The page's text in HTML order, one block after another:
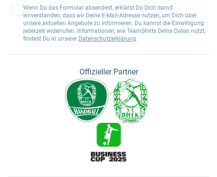
Wenn Du das Formular absendest, erklärst Du Dich damit
einverstanden, dass wir Deine E-Mail-Adresse nutzen, um Dich über
unsere aktuellen Angebote zu informieren. Du kannst die Einwilligung
jederzeit widerrufen. Informationen, wie TeamShirts Deine Daten nutzt,
findest Du in unserer Datenschutzerklärung.
Offizieller Partner